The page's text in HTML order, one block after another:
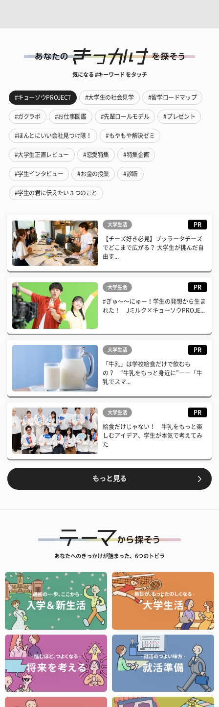
気になる #キーワード をタッチ
#キョーソウPROJECT #大学生の社会見学 #留学ロードマップ
#ガクラボ #お仕事図鑑 #先輩ロールモデル #プレゼント
#ほんとにいい会社見つけ隊！ #もやもや解決ゼミ
#大学生正直レビュー #恋愛特集 #特集企画
#学生インタビュー #お金の授業 #診断
#学生の君に伝えたい３つのこと
大学生活 PR
【チーズ好き必見】ブッラータチーズ
でどこまで広がる？ 大学生が挑んだ自
由す...
大学生活 PR
#ぎゅ〜〜にゅー！学生の発想から生ま
れた！ Jミルク×キョーソウPROJE...
大学生活 PR
「牛乳」は学校給食だけで飲むも
の？ “牛乳をもっと身近に”――「牛
乳でスマ...
大学生活 PR
給食だけじゃない！ 牛乳をもっと楽
しむアイデア、学生が本気で考えてみ
た
もっと見る
あなたへのきっかけが詰まった、6つのトビラ